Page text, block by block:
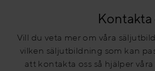
Kontakta
Vill du veta mer om våra
vilken säljutbildning som kan
att kontakta oss så hjälper